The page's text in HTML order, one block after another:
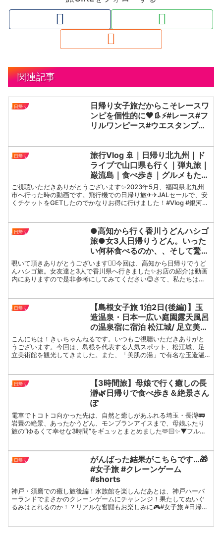
関連記事
日帰り
日帰り女子旅だからこそレースワ
ンピを個性的に🖤👢⚡️#レース#フ
リルワンピース#ウエスタンブー
ョン
日帰り
旅行Vlog 🚢｜日帰り北九州｜ド
ライブで山口県も行く｜弾丸旅｜
巌流島｜食べ歩き｜グルメもたの
しむ｜福岡｜KITAKYUSHU trip
ご視聴いただきありがとうございます✨2023年5月、福岡県北九州
市へ行った時の動画です。飛行機での日帰り旅✈︎✈︎JALセールで、安
くチケットをGETしたのでかなりお得に行けました！#Vlog #銀河鉄
日帰り
●高知から行く香川うどんハシゴ
旅●女3人日帰りうどん。いった
い何杯食べるのか、、そして驚き
の合計金額！
覗いて頂きありがとうございます🙇‍♀️今回は、高知から日帰りでうど
んハシゴ旅。女友達と3人で香川県へ行きました✨️お店の紹介は動画
内にありますので是非参考にしてみてください😊さて、私たちはい
日帰り
【島根女子旅 1泊2日(後編)】玉
造温泉・日本一広い庭園露天風呂
の温泉宿に宿泊 松江城/ 足立美術
館/玉造温泉長楽園
こんにちは！きぃちゃんねるです。いつもご視聴いただきありがと
うございます。今回は、島根を代表する人気スポット、松江城、足
立美術館を観光してきました。また、「美肌の湯」で有名な玉造温
日帰り
【3時間旅】母娘で行く癒しの長
瀞🌿日帰りで食べ歩き＆絶景さん
ぽ
電車でトコトコ向かった先は、自然と癒しがあふれる埼玉・長瀞🚃
岩畳の絶景、あったかうどん、モンブランアイスまで、母娘ふたり
旅の“ゆるくて幸せな3時間”をギュッとまとめました🫶🏻✨▼フルバ
日帰り
がんばった結果がこちらです…🎁
#女子旅 #クレーンゲーム
#shorts
神戸・須磨での癒し旅後編！水族館を楽しんだあとは、神戸ハーバ
ーランドでまさかのクレーンゲームにチャレンジ！果たしてぬいぐ
るみはとれるのか！？リアルな奮闘もお楽しみに🎮#女子旅 #日帰り